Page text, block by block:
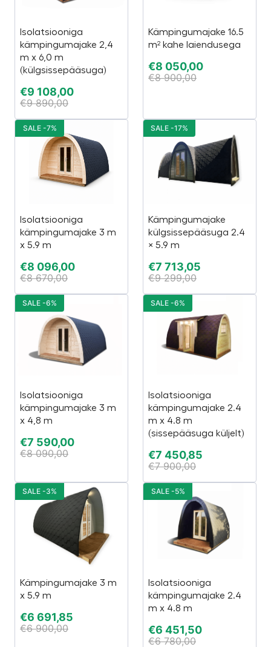
Isolatsiooniga
kämpingumajake 2,4
m x 6,0 m
(külgsissepääsuga)
€9 108,00
€9 890,00
Kämpingumajake 16.5
m² kahe laiendusega
€8 050,00
€8 900,00
Isolatsiooniga
kämpingumajake 3 m
x 5.9 m
€8 096,00
€8 670,00
SALE -7%
Kämpingumajake
külgsissepääsuga 2.4
× 5.9 m
€7 713,05
€9 299,00
SALE -17%
Isolatsiooniga
kämpingumajake 3 m
x 4,8 m
€7 590,00
€8 090,00
SALE -6%
Isolatsiooniga
kämpingumajake 2.4
m x 4.8 m
(sissepääsuga küljelt)
€7 450,85
€7 900,00
SALE -6%
Kämpingumajake 3 m
x 5.9 m
€6 691,85
€6 900,00
SALE -3%
Isolatsiooniga
kämpingumajake 2.4
m x 4.8 m
€6 451,50
€6 780,00
SALE -5%